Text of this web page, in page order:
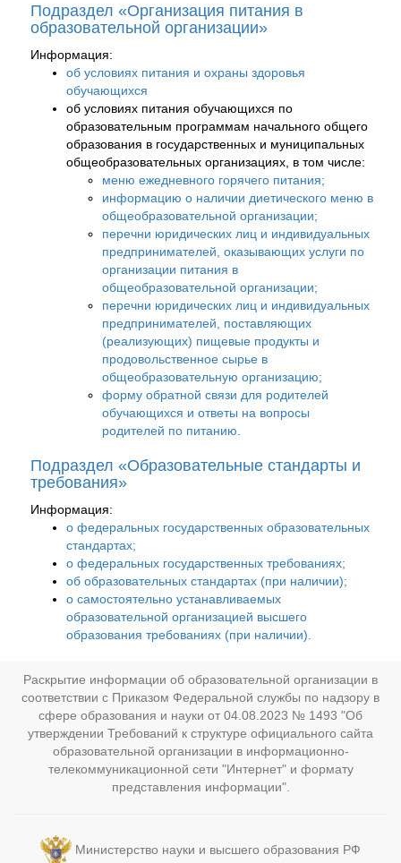
Подраздел «Организация питания в
образовательной организации»
Информация:
об условиях питания и охраны здоровья
обучающихся
об условиях питания обучающихся по
образовательным программам начального общего
образования в государственных и муниципальных
общеобразовательных организациях, в том числе:
меню ежедневного горячего питания;
информацию о наличии диетического меню в
общеобразовательной организации;
перечни юридических лиц и индивидуальных
предпринимателей, оказывающих услуги по
организации питания в
общеобразовательной организации;
перечни юридических лиц и индивидуальных
предпринимателей, поставляющих
(реализующих) пищевые продукты и
продовольственное сырье в
общеобразовательную организацию;
форму обратной связи для родителей
обучающихся и ответы на вопросы
родителей по питанию.
Подраздел «Образовательные стандарты и
требования»
Информация:
о федеральных государственных образовательных
стандартах;
о федеральных государственных требованиях;
об образовательных стандартах (при наличии);
о самостоятельно устанавливаемых
образовательной организацией высшего
образования требованиях (при наличии).
Раскрытие информации об образовательной организации в
соответствии с Приказом Федеральной службы по надзору в
сфере образования и науки от 04.08.2023 № 1493 "Об
утверждении Требований к структуре официального сайта
образовательной организации в информационно-
телекоммуникационной сети "Интернет" и формату
представления информации".
Министерство науки и высшего образования РФ